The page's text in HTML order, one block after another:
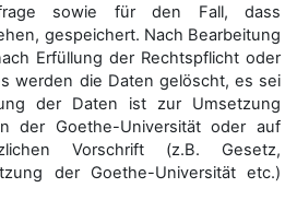
sowie für den Fall, dass
gespeichert. Nach Bearbeitung
Erfüllung der Rechtspflicht oder
werden die Daten gelöscht, es sei
der Daten ist zur Umsetzung
der Goethe-Universität oder auf
Vorschrift (z.B. Gesetz,
der Goethe-Universität etc.)